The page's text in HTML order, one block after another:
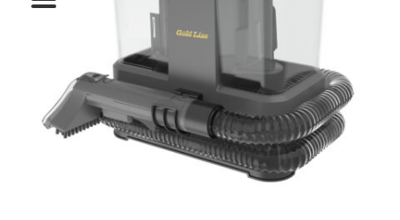
כלי בית
המותגים שלנו
חגים
מתנות לחנוכת בית
מתנות למטבח
מתכונים שלכם